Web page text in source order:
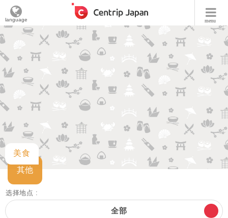
menu
language
美食
其他
选择地点 :
全部